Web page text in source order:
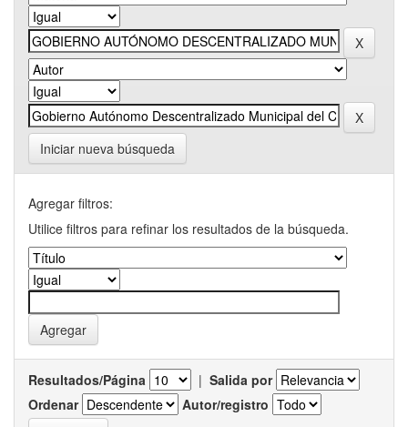
Iniciar nueva búsqueda
Agregar filtros:
Utilice filtros para refinar los resultados de la búsqueda.
Resultados/Página | Salida por
Ordenar
Autor/registro